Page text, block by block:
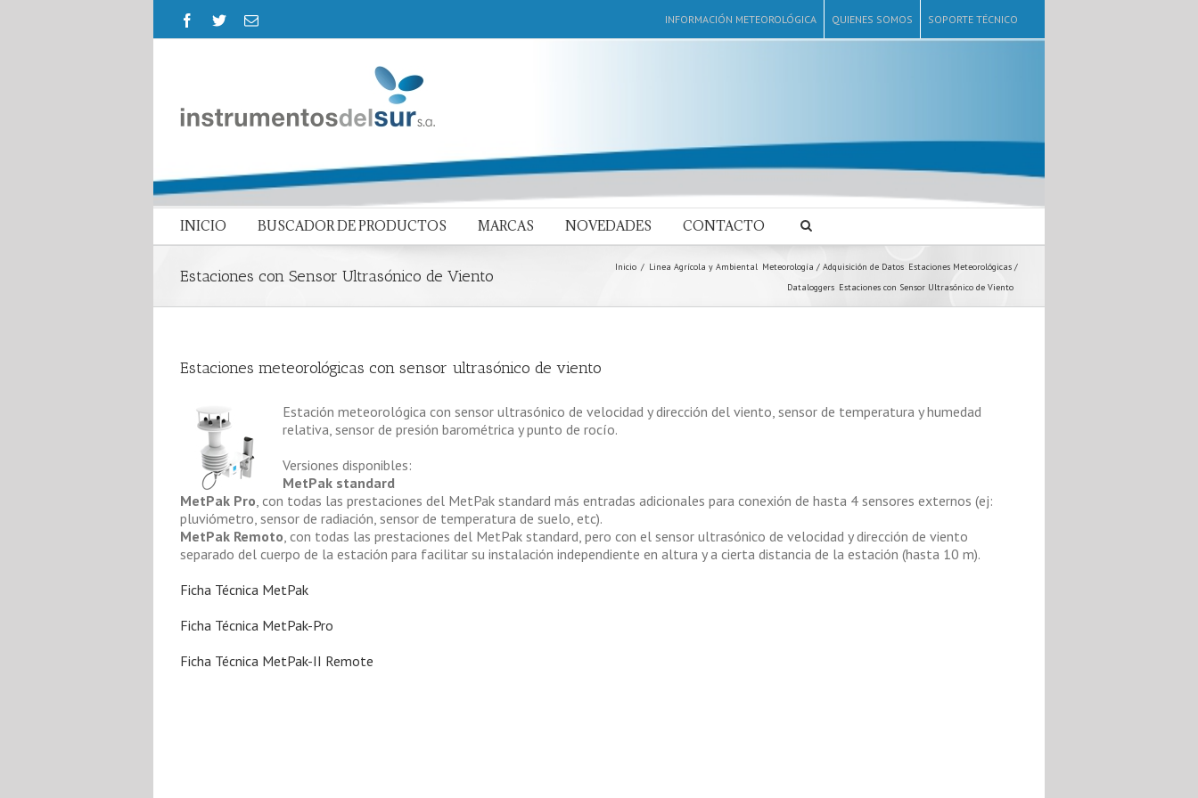
INFORMACIÓN METEOROLÓGICA QUIENES SOMOS SOPORTE TÉCNICO
INICIO BUSCADOR DE PRODUCTOS MARCAS NOVEDADES CONTACTO
Estaciones con Sensor Ultrasónico de Viento Inicio Linea Agrícola y Ambiental Meteorología / Adquisición de Datos Estaciones Meteorológicas /
Dataloggers Estaciones con Sensor Ultrasónico de Viento
Estaciones meteorológicas con sensor ultrasónico de viento
Estación meteorológica con sensor ultrasónico de velocidad y dirección del viento, sensor de temperatura y humedad
relativa, sensor de presión barométrica y punto de rocío.
Versiones disponibles:
MetPak standard
MetPak Pro, con todas las prestaciones del MetPak standard más entradas adicionales para conexión de hasta 4 sensores externos (ej:
pluviómetro, sensor de radiación, sensor de temperatura de suelo, etc).
MetPak Remoto, con todas las prestaciones del MetPak standard, pero con el sensor ultrasónico de velocidad y dirección de viento
separado del cuerpo de la estación para facilitar su instalación independiente en altura y a cierta distancia de la estación (hasta 10 m).
Ficha Técnica MetPak
Ficha Técnica MetPak-Pro
Ficha Técnica MetPak-II Remote